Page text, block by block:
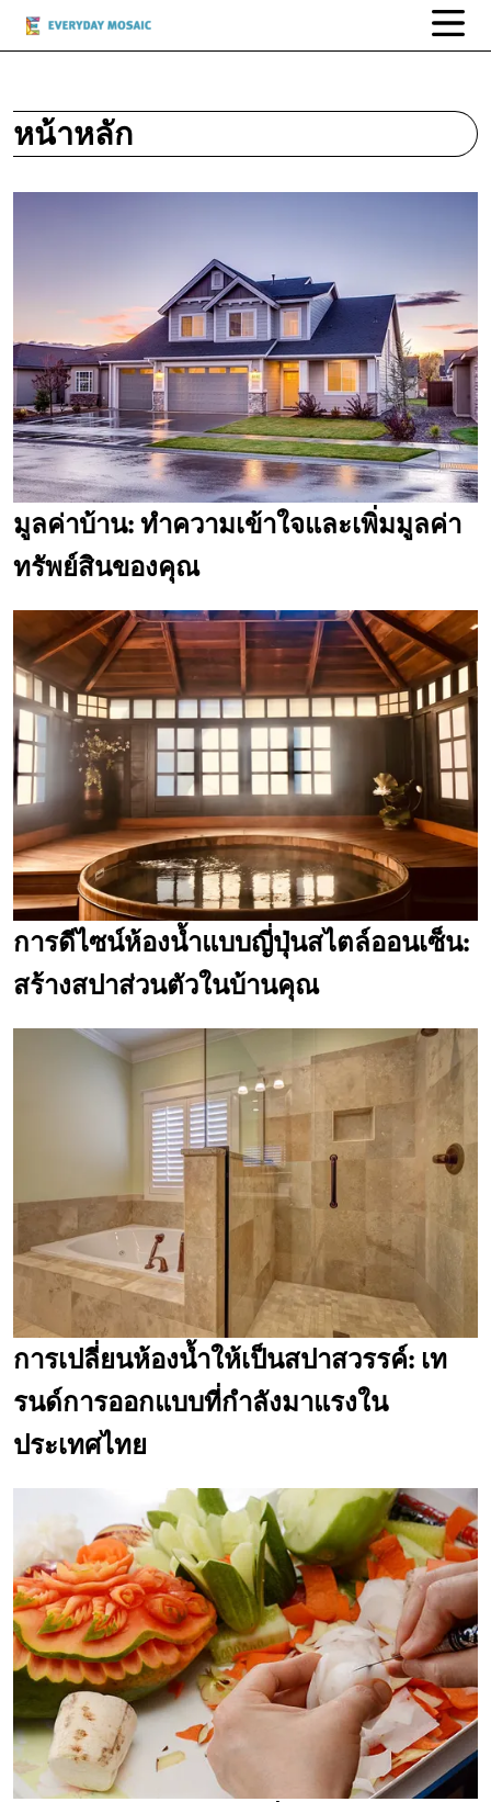
หน้าหลัก
มูลค่าบ้าน: ทำความเข้าใจและเพิ่มมูลค่า
ทรัพย์สินของคุณ
การดีไซน์ห้องน้ำแบบญี่ปุ่นสไตล์ออนเซ็น:
สร้างสปาส่วนตัวในบ้านคุณ
การเปลี่ยนห้องน้ำให้เป็นสปาสวรรค์: เท
รนด์การออกแบบที่กำลังมาแรงใน
ประเทศไทย